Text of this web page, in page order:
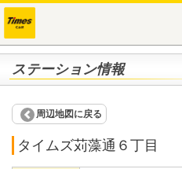
ステーション情報
周辺地図に戻る
タイムズ苅藻通６丁目